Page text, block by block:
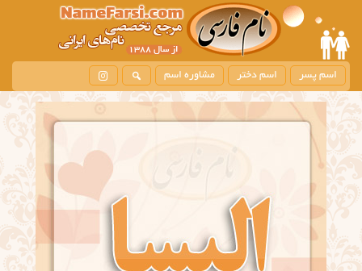
m
i
c
n
t
اسم پسر اسم دختر مشاوره اسم